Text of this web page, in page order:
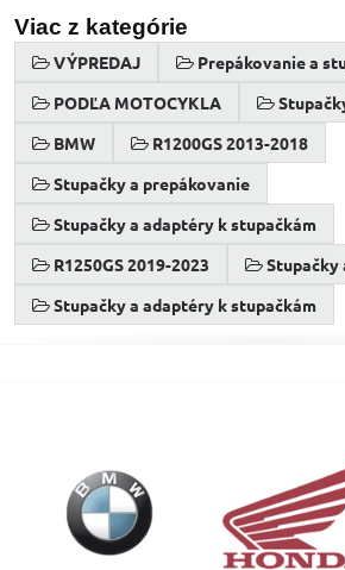
Viac z kategórie
VÝPREDAJ
Prepákovanie a
PODĽA MOTOCYKLA
BMW
R1200GS 2013-2018
Stupačky a prepákovanie
Stupačky a adaptéry k stupačkám
R1250GS 2019-2023
Stupačky
Stupačky a adaptéry k stupačkám